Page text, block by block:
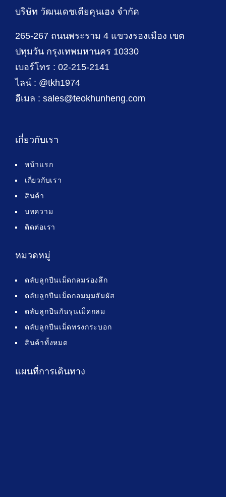
บริษัท วัฒนเดชเตียคุนเฮง จำกัด
265-267 ถนนพระราม 4 แขวงรองเมือง เขต
ปทุมวัน กรุงเทพมหานคร 10330
เบอร์โทร : 02-215-2141
ไลน์ : @tkh1974
อีเมล : sales@teokhunheng.com
เกี่ยวกับเรา
หน้าแรก
เกี่ยวกับเรา
สินค้า
บทความ
ติดต่อเรา
หมวดหมู่
ตลับลูกปืนเม็ดกลมร่องลึก
ตลับลูกปืนเม็ดกลมมุมสัมผัส
ตลับลูกปืนกันรุนเม็ดกลม
ตลับลูกปืนเม็ดทรงกระบอก
สินค้าทั้งหมด
แผนที่การเดินทาง